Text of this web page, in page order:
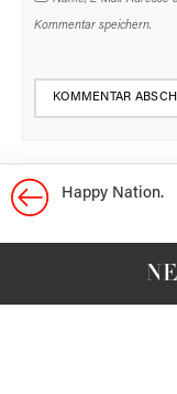
Kommentar speichern.
Happy Nation.